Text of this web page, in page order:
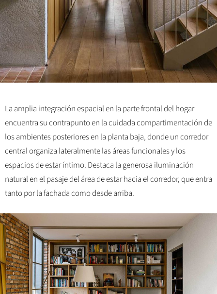
La amplia integración espacial en la parte frontal del hogar
encuentra su contrapunto en la cuidada compartimentación de
los ambientes posteriores en la planta baja, donde un corredor
central organiza lateralmente las áreas funcionales y los
espacios de estar íntimo. Destaca la generosa iluminación
natural en el pasaje del área de estar hacia el corredor, que entra
tanto por la fachada como desde arriba.